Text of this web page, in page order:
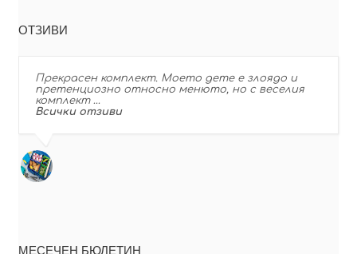
ОТЗИВИ
Прекрасен комплект. Моето дете е злоядо и
претенциозно относно менюто, но с веселия
комплект …
Всички отзиви
МЕСЕЧЕН БЮЛЕТИН